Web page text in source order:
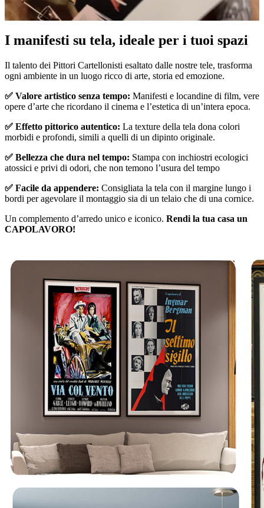
I manifesti su tela, ideale per i tuoi spazi
Il talento dei Pittori Cartellonisti esaltato dalle nostre tele, trasforma
ogni ambiente in un luogo ricco di arte, storia ed emozione.
✅ Valore artistico senza tempo: Manifesti e locandine di film, vere
opere d’arte che ricordano il cinema e l’estetica di un’intera epoca.
✅ Effetto pittorico autentico: La texture della tela dona colori
morbidi e profondi, simili a quelli di un dipinto originale.
✅ Bellezza che dura nel tempo: Stampa con inchiostri ecologici
atossici e privi di odori, che non temono l’usura del tempo
✅ Facile da appendere: Consigliata la tela con il margine lungo i
bordi per agevolare il montaggio sia di un telaio che di una cornice.
Un complemento d’arredo unico e iconico. Rendi la tua casa un
CAPOLAVORO!